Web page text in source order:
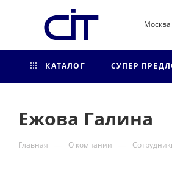
Москва
КАТАЛОГ СУПЕР
Ежова Галина
Главная — О компании —